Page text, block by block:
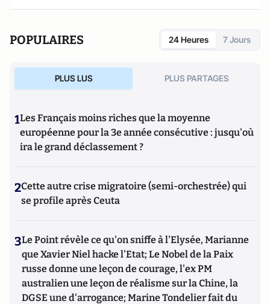
POPULAIRES 24 Heures 7 Jours
PLUS LUS PLUS PARTAGES
1Les Français moins riches que la moyenne
européenne pour la 3e année consécutive : jusqu'où
ira le grand déclassement ?
2Cette autre crise migratoire (semi-orchestrée) qui
se profile après Ceuta
3Le Point révèle ce qu'on sniffe à l'Elysée, Marianne
que Xavier Niel hacke l'Etat; Le Nobel de la Paix
russe donne une leçon de courage, l'ex PM
australien une leçon de réalisme sur la Chine, la
DGSE une d'arrogance; Marine Tondelier fait du